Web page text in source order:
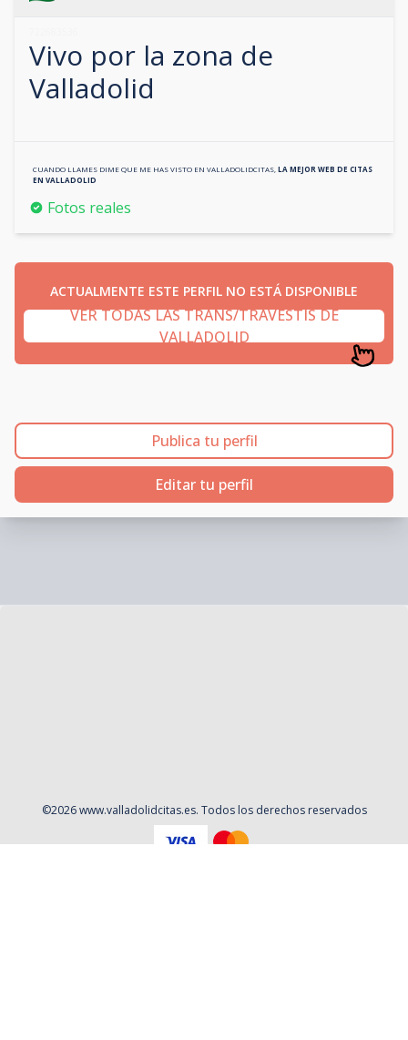
Vivo por la zona de
Valladolid
CUANDO LLAMES DIME QUE ME HAS VISTO EN VALLADOLIDCITAS LA MEJOR WEB DE CITAS
EN VALLADOLID
Fotos reales
ACTUALMENTE ESTE PERFIL NO ESTÁ DISPONIBLE
VER TODAS LAS TRANS/TRAVESTIS DE
VALLADOLID
Publica tu perfil
Editar tu perfil
©2026 www.valladolidcitas.es. Todos los derechos reservados